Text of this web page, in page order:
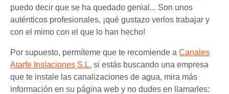
puedo decir que se ha quedado genial... Son unos
auténticos profesionales, ¡qué gustazo verlos trabajar y
con el mimo con el que lo han hecho!
Por supuesto, permíteme que te recomiende a Canales
Atarfe Inslaciones S.L. si estás buscando una empresa
que te instale las canalizaciones de agua, mira más
información en su página web y no dudes en llamarles: